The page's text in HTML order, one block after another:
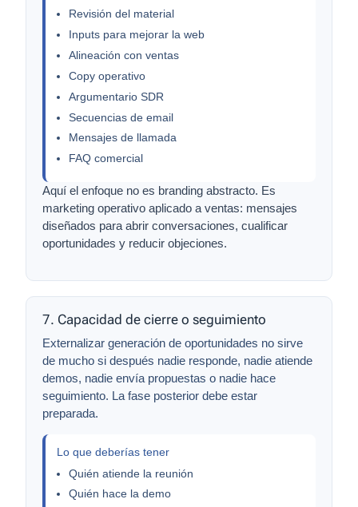
Revisión del material
Inputs para mejorar la web
Alineación con ventas
Copy operativo
Argumentario SDR
Secuencias de email
Mensajes de llamada
FAQ comercial
Aquí el enfoque no es branding abstracto. Es
marketing operativo aplicado a ventas: mensajes
diseñados para abrir conversaciones, cualificar
oportunidades y reducir objeciones.
7. Capacidad de cierre o seguimiento
Externalizar generación de oportunidades no sirve
de mucho si después nadie responde, nadie atiende
demos, nadie envía propuestas o nadie hace
seguimiento. La fase posterior debe estar
preparada.
Lo que deberías tener
Quién atiende la reunión
Quién hace la demo